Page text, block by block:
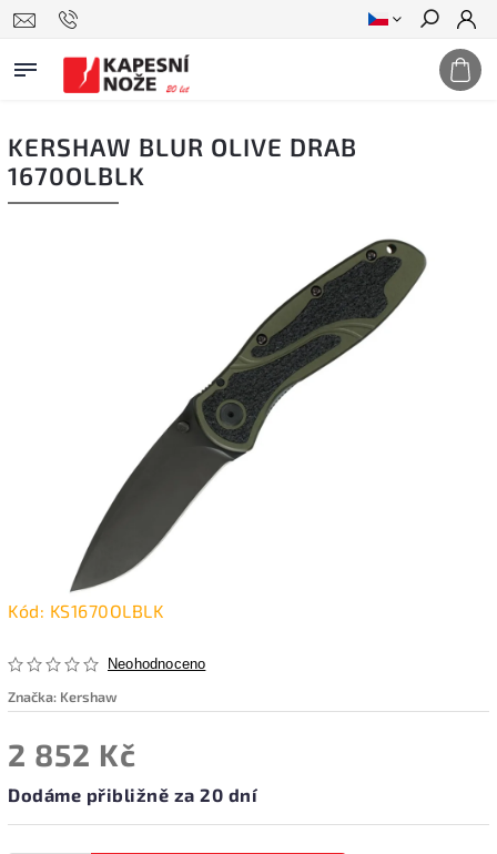
Hledat
KERSHAW BLUR OLIVE DRAB
1670OLBLK
Kód: KS1670OLBLK
Neohodnoceno
Značka: Kershaw
2 852 Kč
Dodáme přibližně za 20 dní